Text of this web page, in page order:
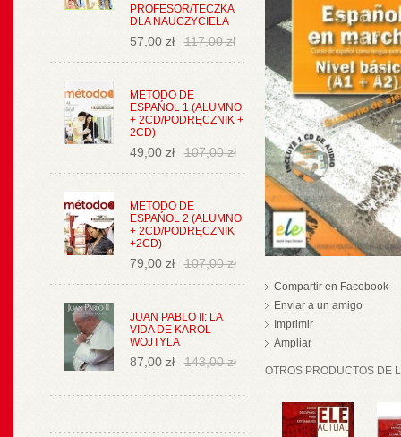
PROFESOR/TECZKA
DLA NAUCZYCIELA
57,00 zł 117,00 zł
METODO DE
ESPAŃOL 1 (ALUMNO
+ 2CD/PODRĘCZNIK +
2CD)
49,00 zł 107,00 zł
METODO DE
ESPAŃOL 2 (ALUMNO
+ 2CD/PODRĘCZNIK
+2CD)
79,00 zł 107,00 zł
JUAN PABLO II: LA
VIDA DE KAROL
WOJTYLA
87,00 zł 143,00 zł
Compartir en Facebook
Enviar a un amigo
Imprimir
Ampliar
OTROS PRODUCTOS DE